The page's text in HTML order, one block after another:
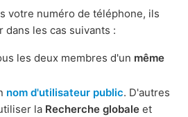
votre numéro de téléphone, ils
les cas suivants :
les deux membres d'un même
nom d'utilisateur public. D'autres
la Recherche globale et